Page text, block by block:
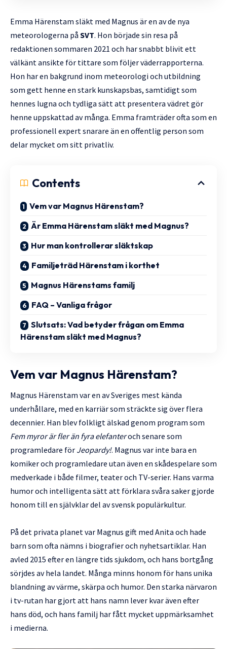
Emma Härenstam släkt med Magnus är en av de nya
meteorologerna på SVT. Hon började sin resa på
redaktionen sommaren 2021 och har snabbt blivit ett
välkänt ansikte för tittare som följer väderrapporterna.
Hon har en bakgrund inom meteorologi och utbildning
som gett henne en stark kunskapsbas, samtidigt som
hennes lugna och tydliga sätt att presentera vädret gör
henne uppskattad av många. Emma framträder ofta som en
professionell expert snarare än en offentlig person som
delar mycket om sitt privatliv.
Contents
Vem var Magnus Härenstam?
Är Emma Härenstam släkt med Magnus?
Hur man kontrollerar släktskap
Familjeträd Härenstam i korthet
Magnus Härenstams familj
FAQ – Vanliga frågor
Slutsats: Vad betyder frågan om Emma
Härenstam släkt med Magnus?
Vem var Magnus Härenstam?
Magnus Härenstam var en av Sveriges mest kända
underhållare, med en karriär som sträckte sig över flera
decennier. Han blev folkligt älskad genom program som
Fem myror är fler än fyra elefanteroch senare som
programledare för Jeopardy!. Magnus var inte bara en
komiker och programledare utan även en skådespelare som
medverkade i både filmer, teater och TV-serier. Hans varma
humor och intelligenta sätt att förklara svåra saker gjorde
honom till en självklar del av svensk populärkultur.
På det privata planet var Magnus gift med Anita och hade
barn som ofta nämns i biografier och nyhetsartiklar. Han
avled 2015 efter en längre tids sjukdom, och hans bortgång
sörjdes av hela landet. Många minns honom för hans unika
blandning av värme, skärpa och humor. Den starka närvaron
i tv-rutan har gjort att hans namn lever kvar även efter
hans död, och hans familj har fått mycket uppmärksamhet
i medierna.